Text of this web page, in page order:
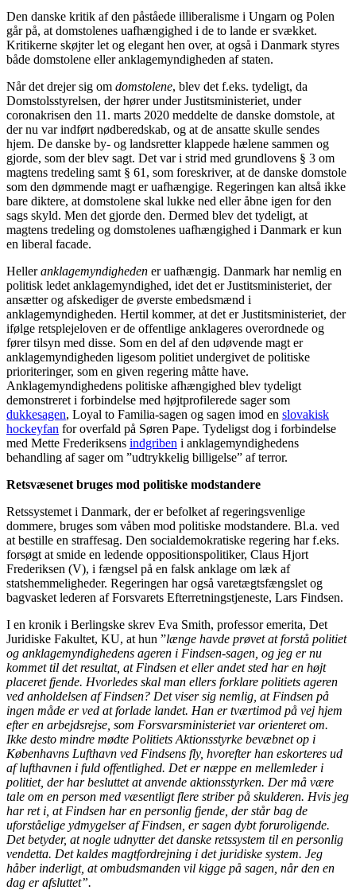
Den danske kritik af den påståede illiberalisme i Ungarn og Polen
går på, at domstolenes uafhængighed i de to lande er svækket.
Kritikerne skøjter let og elegant hen over, at også i Danmark styres
både domstolene eller anklagemyndigheden af staten.
Når det drejer sig om domstolene, blev det f.eks. tydeligt, da
Domstolsstyrelsen, der hører under Justitsministeriet, under
coronakrisen den 11. marts 2020 meddelte de danske domstole, at
der nu var indført nødberedskab, og at de ansatte skulle sendes
hjem. De danske by- og landsretter klappede hælene sammen og
gjorde, som der blev sagt. Det var i strid med grundlovens § 3 om
magtens tredeling samt § 61, som foreskriver, at de danske domstole
som den dømmende magt er uafhængige. Regeringen kan altså ikke
bare diktere, at domstolene skal lukke ned eller åbne igen for den
sags skyld. Men det gjorde den. Dermed blev det tydeligt, at
magtens tredeling og domstolenes uafhængighed i Danmark er kun
en liberal facade.
Helleranklagemyndigheden er uafhængig. Danmark har nemlig en
politisk ledet anklagemyndighed, idet det er Justitsministeriet, der
ansætter og afskediger de øverste embedsmænd i
anklagemyndigheden. Hertil kommer, at det er Justitsministeriet, der
ifølge retsplejeloven er de offentlige anklageres overordnede og
fører tilsyn med disse. Som en del af den udøvende magt er
anklagemyndigheden ligesom politiet undergivet de politiske
prioriteringer, som en given regering måtte have.
Anklagemyndighedens politiske afhængighed blev tydeligt
demonstreret i forbindelse med højtprofilerede sager som
dukkesagen, Loyal to Familia-sagen og sagen imod en slovakisk
hockeyfan for overfald på Søren Pape. Tydeligst dog i forbindelse
med Mette Frederiksens indgriben i anklagemyndighedens
behandling af sager om ”udtrykkelig billigelse” af terror.
Retsvæsenet bruges mod politiske modstandere
Retssystemet i Danmark, der er befolket af regeringsvenlige
dommere, bruges som våben mod politiske modstandere. Bl.a. ved
at bestille en straffesag. Den socialdemokratiske regering har f.eks.
forsøgt at smide en ledende oppositionspolitiker, Claus Hjort
Frederiksen (V), i fængsel på en falsk anklage om læk af
statshemmeligheder. Regeringen har også varetægtsfængslet og
bagvasket lederen af Forsvarets Efterretningstjeneste, Lars Findsen.
I en kronik i Berlingske skrev Eva Smith, professor emerita, Det
Juridiske Fakultet, KU, at hun ”længe havde prøvet at forstå politiet
og anklagemyndighedens ageren i Findsen-sagen, og jeg er nu
kommet til det resultat, at Findsen et eller andet sted har en højt
placeret fjende. Hvorledes skal man ellers forklare politiets ageren
ved anholdelsen af Findsen? Det viser sig nemlig, at Findsen på
ingen måde er ved at forlade landet. Han er tværtimod på vej hjem
efter en arbejdsrejse, som Forsvarsministeriet var orienteret om.
Ikke desto mindre mødte Politiets Aktionsstyrke bevæbnet op i
Københavns Lufthavn ved Findsens fly, hvorefter han eskorteres ud
af lufthavnen i fuld offentlighed. Det er næppe en mellemleder i
politiet, der har besluttet at anvende aktionsstyrken. Der må være
tale om en person med væsentligt flere striber på skulderen. Hvis jeg
har ret i, at Findsen har en personlig fjende, der står bag de
uforståelige ydmygelser af Findsen, er sagen dybt foruroligende.
Det betyder, at nogle udnytter det danske retssystem til en personlig
vendetta. Det kaldes magtfordrejning i det juridiske system. Jeg
håber inderligt, at ombudsmanden vil kigge på sagen, når den en
dag er afsluttet”.